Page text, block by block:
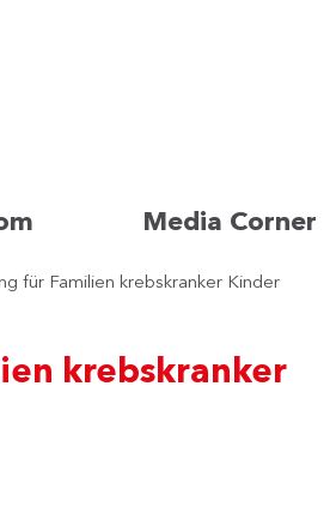
Media Corner
für Familien krebskranker Kinder
krebskranker